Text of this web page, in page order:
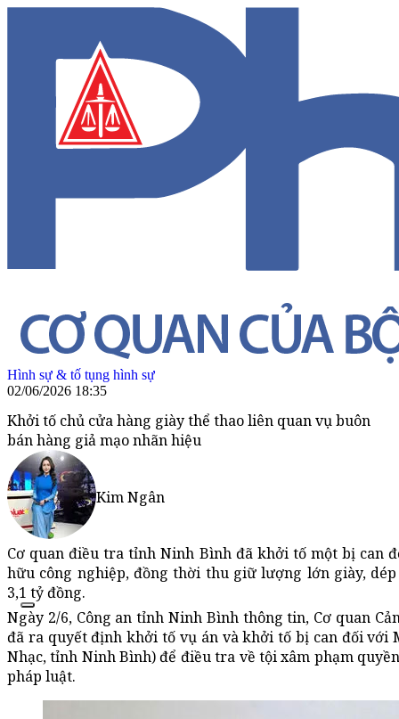
Hình sự & tố tụng hình sự
02/06/2026 18:35
Khởi tố chủ cửa hàng giày thể thao liên quan vụ buôn
bán hàng giả mạo nhãn hiệu
Kim Ngân
Cơ quan điều tra tỉnh Ninh Bình đã khởi tố một bị can
hữu công nghiệp, đồng thời thu giữ lượng lớn giày,
3,1 tỷ đồng.
Ngày 2/6, Công an tỉnh Ninh Bình thông tin, Cơ quan
đã ra quyết định khởi tố vụ án và khởi tố bị can đối với
Nhạc, tỉnh Ninh Bình) để điều tra về tội xâm phạm
pháp luật.